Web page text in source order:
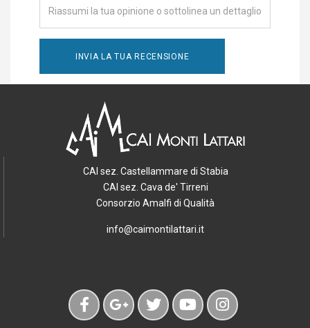
CAI sez. Castellammare di Stabia
CAI sez. Cava de' Tirreni
Consorzio Amalfi di Qualità
info@caimontilattari.it